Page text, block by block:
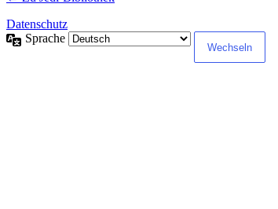
Datenschutz
Sprache